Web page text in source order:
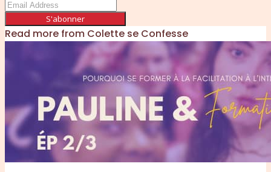
S'abonner
Read more from Colette se Confesse